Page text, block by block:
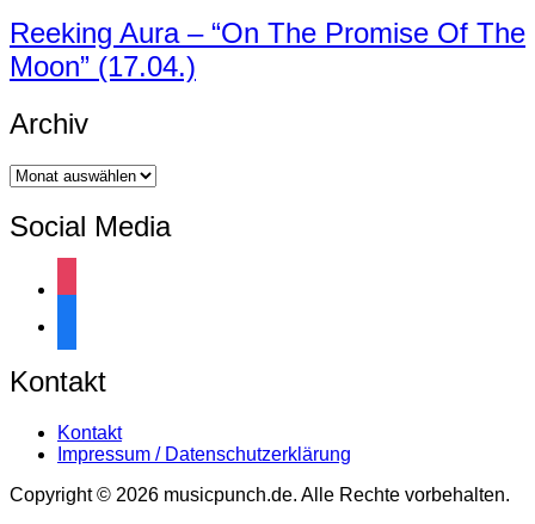
Reeking Aura – “On The Promise Of The
Moon” (17.04.)
Archiv
Archiv
Social Media
Kontakt
Kontakt
Impressum / Datenschutzerklärung
Copyright © 2026 musicpunch.de. Alle Rechte vorbehalten.